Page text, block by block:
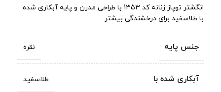
انگشتر توپاز زنانه کد 1353 با طراحی مدرن و پایه آبکاری شده
با طلاسفید برای درخشندگی بیشتر
جنس پایه نقره
آبکاری شده با طلاسفید